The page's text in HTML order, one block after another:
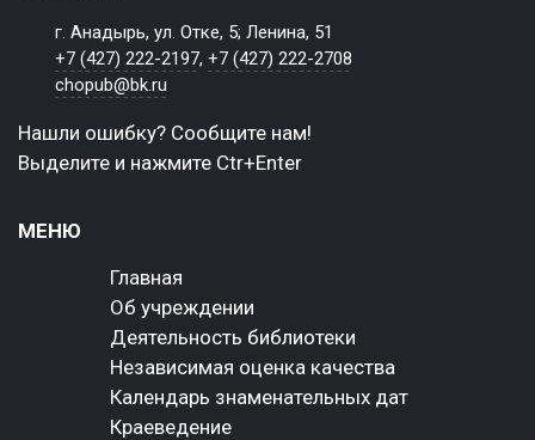
г. Анадырь, ул. Отке, 5; Ленина, 51
+7 (427) 222-2197,+7 (427) 222-2708
chopub@bk.ru
Нашли ошибку? Сообщите нам!
Выделите и нажмите Ctr+Enter
МЕНЮ
Главная
Об учреждении
Деятельность библиотеки
Независимая оценка качества
Календарь знаменательных дат
Краеведение